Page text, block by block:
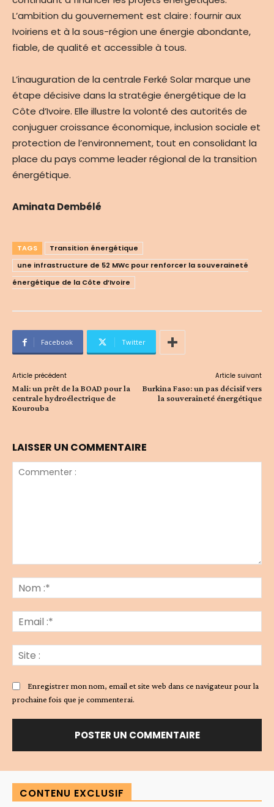
L’ambition du gouvernement est claire : fournir aux
Ivoiriens et à la sous-région une énergie abondante,
fiable, de qualité et accessible à tous.
L’inauguration de la centrale Ferké Solar marque une
étape décisive dans la stratégie énergétique de la
Côte d’Ivoire. Elle illustre la volonté des autorités de
conjuguer croissance économique, inclusion sociale et
protection de l’environnement, tout en consolidant la
place du pays comme leader régional de la transition
énergétique.
Aminata Dembélé
TAGS
Transition énergétique
une infrastructure de 52 MWc pour renforcer la souveraineté
énergétique de la Côte d’Ivoire
Facebook Twitter
Article précédent
Mali: un prêt de la BOAD pour la
centrale hydroélectrique de
Kourouba
Article suivant
Burkina Faso: un pas décisif vers
la souveraineté énergétique
LAISSER UN COMMENTAIRE
:*
:*
:
Enregistrer mon nom, email et site web dans ce navigateur pour la
prochaine fois que je commenterai.
CONTENU EXCLUSIF